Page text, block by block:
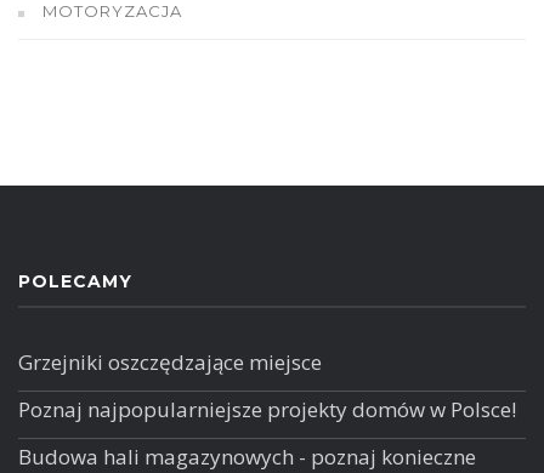
MOTORYZACJA
POLECAMY
Grzejniki oszczędzające miejsce
Poznaj najpopularniejsze projekty domów w Polsce!
Budowa hali magazynowych - poznaj konieczne